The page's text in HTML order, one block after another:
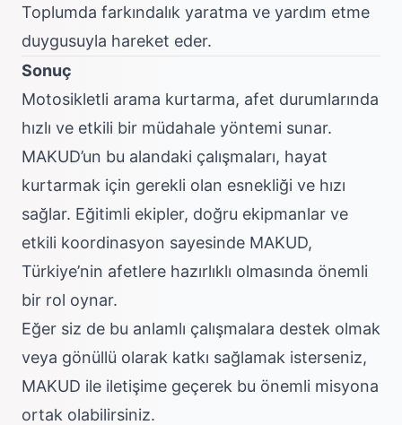
Toplumda farkındalık yaratma ve yardım etme
duygusuyla hareket eder.
Sonuç
Motosikletli arama kurtarma, afet durumlarında
hızlı ve etkili bir müdahale yöntemi sunar.
MAKUD’un bu alandaki çalışmaları, hayat
kurtarmak için gerekli olan esnekliği ve hızı
sağlar. Eğitimli ekipler, doğru ekipmanlar ve
etkili koordinasyon sayesinde MAKUD,
Türkiye’nin afetlere hazırlıklı olmasında önemli
bir rol oynar.
Eğer siz de bu anlamlı çalışmalara destek olmak
veya gönüllü olarak katkı sağlamak isterseniz,
MAKUD ile iletişime geçerek bu önemli misyona
ortak olabilirsiniz.